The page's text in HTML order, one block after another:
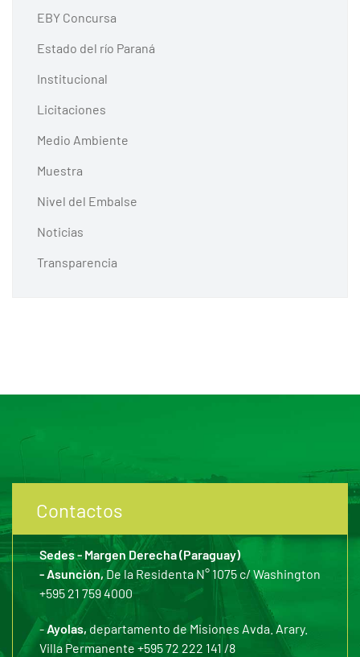
EBY Concursa
Estado del río Paraná
Institucional
Licitaciones
Medio Ambiente
Muestra
Nivel del Embalse
Noticias
Transparencia
Contactos
Sedes - Margen Derecha (Paraguay)
- Asunción,De la Residenta N° 1075 c/ Washington
+595 21 759 4000
-Ayolas, departamento de Misiones Avda. Arary.
Villa Permanente +595 72 222 141 /8